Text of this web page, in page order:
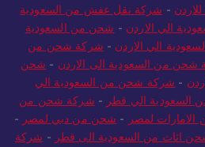
- شركة نقل عفش من السعودية
الي الاردن - شحن من السعودية
الي الاردن - شركة شحن من
شحن من السعودية الى الاردن - شحن
- شركة شحن من السعودية الي
الي قطر - شركة شحن من
لمصر - شحن من دبي لمصر -
اثاث من السعودية الى قطر - شركة